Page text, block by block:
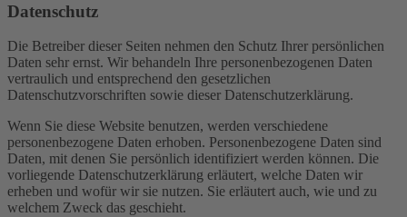
Datenschutz
Die Betreiber dieser Seiten nehmen den Schutz Ihrer persönlichen
Daten sehr ernst. Wir behandeln Ihre personenbezogenen Daten
vertraulich und entsprechend den gesetzlichen
Datenschutzvorschriften sowie dieser Datenschutzerklärung.
Wenn Sie diese Website benutzen, werden verschiedene
personenbezogene Daten erhoben. Personenbezogene Daten sind
Daten, mit denen Sie persönlich identifiziert werden können. Die
vorliegende Datenschutzerklärung erläutert, welche Daten wir
erheben und wofür wir sie nutzen. Sie erläutert auch, wie und zu
welchem Zweck das geschieht.